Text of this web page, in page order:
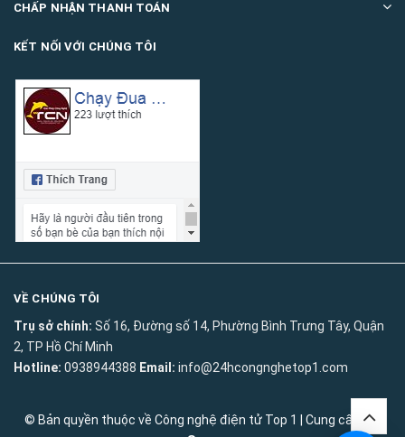
CHẤP NHẬN THANH TOÁN
KẾT NỐI VỚI CHÚNG TÔI
VỀ CHÚNG TÔI
Trụ sở chính: Số 16, Đường số 14, Phường Bình Trưng Tây, Quận
2, TP Hồ Chí Minh
Hotline: 0938944388 Email: info@24hcongnghetop1.com
© Bản quyền thuộc về Công nghệ điện tử Top 1
Cung cấp bởi